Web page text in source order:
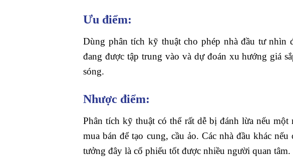
Ưu điểm:
Dùng phân tích kỹ thuật cho phép nhà đầu tư nhìn
đang được tập trung vào và dự đoán xu hướng giá
sóng.
Nhược điểm:
Phân tích kỹ thuật có thể rất dễ bị đánh lừa nếu
mua bán để tạo cung, cầu ảo. Các nhà đầu khác
tưởng đây là cổ phiếu tốt được nhiều người quan tâm.